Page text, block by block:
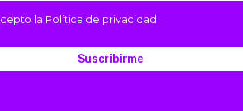
la Política de privacidad
Suscribirme